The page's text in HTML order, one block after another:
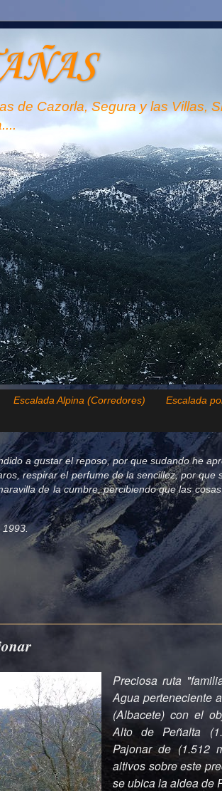
de Cazorla, Segura y las Villas,
Escalada Alpina (Corredores) Escalada
a gustar el reposo, por que sudando he
respirar el perfume de la sencillez, por
de la cumbre, percibiendo que las
1993.
Preciosa ruta
Agua perteneciente
(Albacete) con el
Alto de Peñalta
Pajonar de (1.512
altivos sobre este
se ubica la aldea de